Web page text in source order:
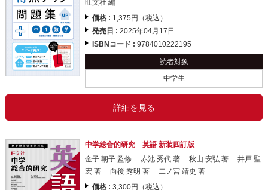
旺文社 編
価格 : 1,375円（税込）
発売日 :2025年04月17日
ISBNコード :9784010222195
読者対象
中学生
詳細を見る
中学総合的研究 英語 新装四訂版
金子 朝子 監修 赤池 秀代 著 秋山 安弘 著 井戸 聖
宏 著 向後 秀明 著 二ノ宮 靖史 著
価格 :3,300円（税込）